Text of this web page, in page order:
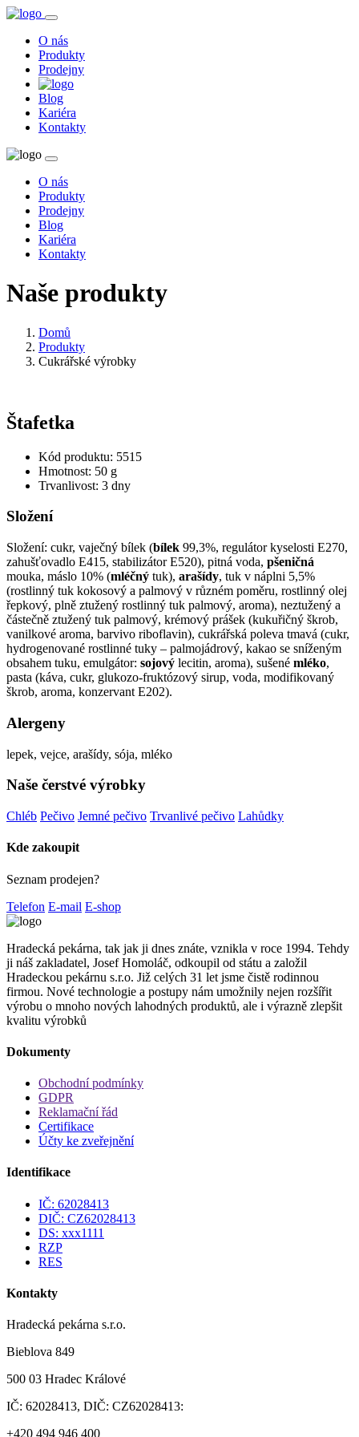
O nás
Produkty
Prodejny
Blog
Kariéra
Kontakty
O nás
Produkty
Prodejny
Blog
Kariéra
Kontakty
Naše produkty
Domů
Produkty
Cukrářské výrobky
Štafetka
Kód produktu: 5515
Hmotnost: 50 g
Trvanlivost: 3 dny
Složení
Složení: cukr, vaječný bílek (bílek 99,3%, regulátor kyselosti E270,
zahušťovadlo E415, stabilizátor E520), pitná voda, pšeničná
mouka, máslo 10% (mléčný tuk), arašídy, tuk v náplni 5,5%
(rostlinný tuk kokosový a palmový v různém poměru, rostlinný olej
řepkový, plně ztužený rostlinný tuk palmový, aroma), neztužený a
částečně ztužený tuk palmový, krémový prášek (kukuřičný škrob,
vanilkové aroma, barvivo riboflavin), cukrářská poleva tmavá (cukr,
hydrogenované rostlinné tuky – palmojádrový, kakao se sníženým
obsahem tuku, emulgátor: sojový lecitin, aroma), sušené mléko,
pasta (káva, cukr, glukozo-fruktózový sirup, voda, modifikovaný
škrob, aroma, konzervant E202).
Alergeny
lepek, vejce, arašídy, sója, mléko
Naše čerstvé výrobky
Chléb Pečivo Jemné pečivo Trvanlivé pečivo Lahůdky
Kde zakoupit
Seznam prodejen?
Telefon E-mail E-shop
Hradecká pekárna, tak jak ji dnes znáte, vznikla v roce 1994. Tehdy
ji náš zakladatel, Josef Homoláč, odkoupil od státu a založil
Hradeckou pekárnu s.r.o. Již celých 31 let jsme čistě rodinnou
firmou. Nové technologie a postupy nám umožnily nejen rozšířit
výrobu o mnoho nových lahodných produktů, ale i výrazně zlepšit
kvalitu výrobků
Dokumenty
Obchodní podmínky
GDPR
Reklamační řád
Certifikace
Účty ke zveřejnění
Identifikace
IČ: 62028413
DIČ: CZ62028413
DS: xxx1111
RZP
RES
Kontakty
Hradecká pekárna s.r.o.
Bieblova 849
500 03 Hradec Králové
IČ: 62028413, DIČ: CZ62028413:
+420 494 946 400